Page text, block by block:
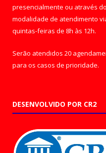
presencialmente ou através do
modalidade de atendimento
quintas-feiras de 8h às 12h.
Serão atendidos 20
para os casos de prioridade.
DESENVOLVIDO POR CR2